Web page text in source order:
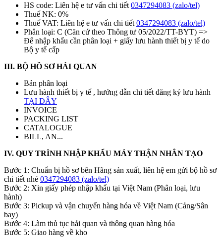
HS code: Liên hệ e tư vấn chi tiết 0347294083 (zalo/tel)
Thuế NK: 0%
Thuế VAT: Liên hệ e tư vấn chi tiết 0347294083 (zalo/tel)
Phân loại: C (Căn cứ theo Thông tư 05/2022/TT-BYT) =>
Để nhập khẩu cần phân loại + giấy lưu hành thiết bị y tế do
Bộ y tế cấp
III. BỘ HỒ SƠ HẢI QUAN
Bản phân loại
Lưu hành thiết bị y tế , hướng dẫn chi tiết đăng ký lưu hành
TẠI ĐÂY
INVOICE
PACKING LIST
CATALOGUE
BILL, AN...
IV. QUY TRÌNH NHẬP KHẨU MÁY THẬN NHÂN TẠO
Bước 1: Chuẩn bị hồ sơ bên Hãng sản xuất, liên hệ em gửi bộ hồ sơ
chi tiết nhé 0347294083 (zalo/tel)
Bước 2: Xin giấy phép nhập khẩu tại Việt Nam (Phân loại, lưu
hành)
Bước 3: Pickup và vận chuyển hàng hóa về Việt Nam (Cảng/Sân
bay)
Bước 4: Làm thủ tục hải quan và thông quan hàng hóa
Bước 5: Giao hàng về kho